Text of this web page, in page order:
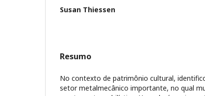
Susan Thiessen
Resumo
No contexto de patrimônio cultural,
setor metalmecânico importante, no qual